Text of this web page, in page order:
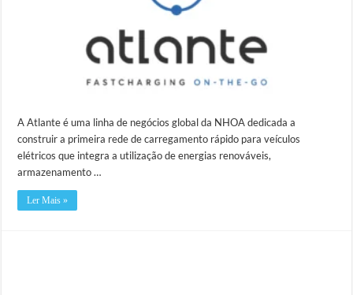
A Atlante é uma linha de negócios global da NHOA dedicada a
construir a primeira rede de carregamento rápido para veículos
elétricos que integra a utilização de energias renováveis,
armazenamento …
Ler Mais »